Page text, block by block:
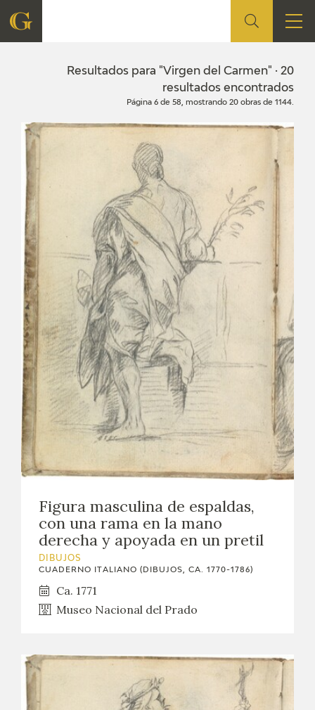
FUNDACIÓN
CENTRO DE INVESTIGACIÓN Y DOCUMENTACIÓN
ACCIÓN CORPORATIVA
CONTACTO
PROGRAMACIÓN
EXPOSICIONES
ACTIVIDADES
ACTUALIDAD
SALA DE PRENSA
BLOG CUADERNO ITALIANO
FRANCISCO DE GOYA
BIOGRAFÍA
EL VIAJE DE GOYA
Resultados para "Virgen del Carmen" · 20
resultados encontrados
Página 6 de 58, mostrando 20 obras de 1144.
Figura masculina de espaldas,
con una rama en la mano
derecha y apoyada en un pretil
DIBUJOS
CUADERNO ITALIANO (DIBUJOS, CA. 1770-1786)
Ca. 1771
Museo Nacional del Prado